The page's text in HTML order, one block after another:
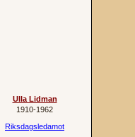
Ulla Lidman
1910‐1962
Riksdagsledamot